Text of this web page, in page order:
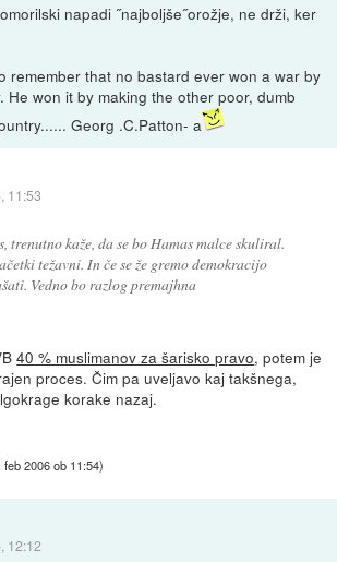
napadi ˝najboljše˝orožje, ne drži, ker
remember that no bastard ever won a war by
He won it by making the other poor, dumb
Georg .C.Patton- a
11:53
trenutno kaže, da se bo Hamas malce skuliral.
težavni. In če se že gremo demokracijo
Vedno bo razlog premajhna
40 % muslimanov za šarisko pravo, potem je
proces. Čim pa uveljavo kaj takšnega,
korake nazaj.
feb 2006 ob 11:54)
12:12